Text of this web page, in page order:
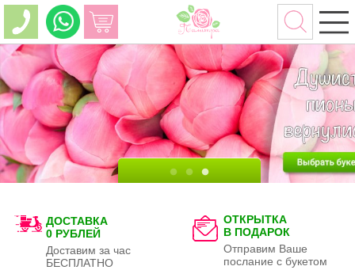
ДОСТАВКА
0 РУБЛЕЙ
Доставим за час
БЕСПЛАТНО
ОТКРЫТКА
В ПОДАРОК
Отправим Ваше
послание с букетом